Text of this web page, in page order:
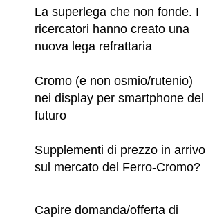
La superlega che non fonde. I
ricercatori hanno creato una
nuova lega refrattaria
Cromo (e non osmio/rutenio)
nei display per smartphone del
futuro
Supplementi di prezzo in arrivo
sul mercato del Ferro-Cromo?
Capire domanda/offerta di